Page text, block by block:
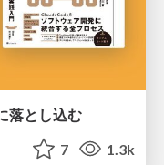
落とし込む
7 1.3k